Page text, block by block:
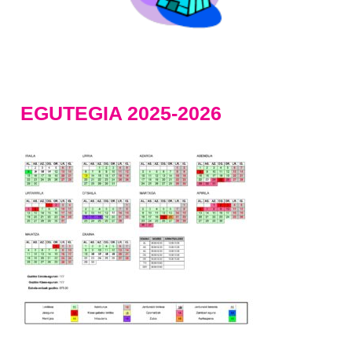
EGUTEGIA 2025-2026